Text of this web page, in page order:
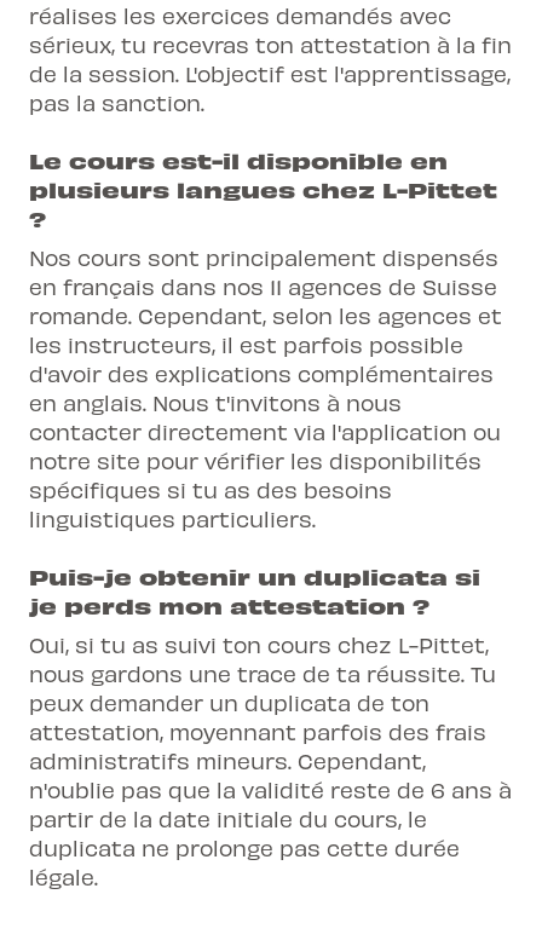
réalises les exercices demandés avec
sérieux, tu recevras ton attestation à la fin
de la session. L'objectif est l'apprentissage,
pas la sanction.
Le cours est-il disponible en
plusieurs langues chez L-Pittet
?
Nos cours sont principalement dispensés
en français dans nos 11 agences de Suisse
romande. Cependant, selon les agences et
les instructeurs, il est parfois possible
d'avoir des explications complémentaires
en anglais. Nous t'invitons à nous
contacter directement via l'application ou
notre site pour vérifier les disponibilités
spécifiques si tu as des besoins
linguistiques particuliers.
Puis-je obtenir un duplicata si
je perds mon attestation ?
Oui, si tu as suivi ton cours chez L-Pittet,
nous gardons une trace de ta réussite. Tu
peux demander un duplicata de ton
attestation, moyennant parfois des frais
administratifs mineurs. Cependant,
n'oublie pas que la validité reste de 6 ans à
partir de la date initiale du cours, le
duplicata ne prolonge pas cette durée
légale.